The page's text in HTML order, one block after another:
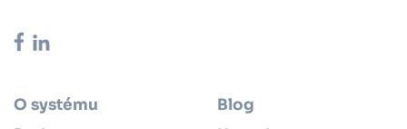
O systému
Blog